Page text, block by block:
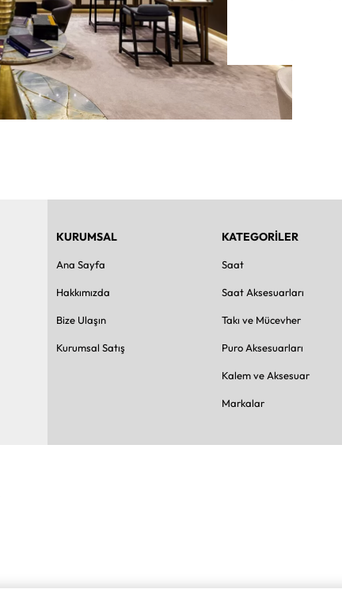
KURUMSAL
Ana Sayfa
Hakkımızda
Bize Ulaşın
Kurumsal Satış
KATEGORİLER
Saat
Saat Aksesuarları
Takı ve Mücevher
Puro Aksesuarları
Kalem ve Aksesuar
Markalar